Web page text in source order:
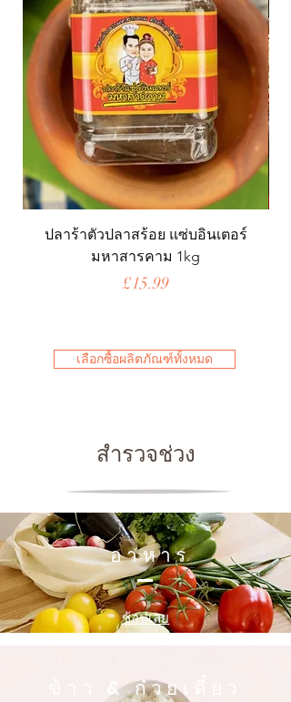
ปลาร้าตัวปลาสร้อย แซ่บอินเตอร์
มหาสารคาม 1kg
ราคา
£15.99
เลือกซื้อผลิตภัณฑ์ทั้งหมด
สำรวจช่วง
อาหาร
ช้อปเลย
ข้าว & ก๋วยเตี๋ยว